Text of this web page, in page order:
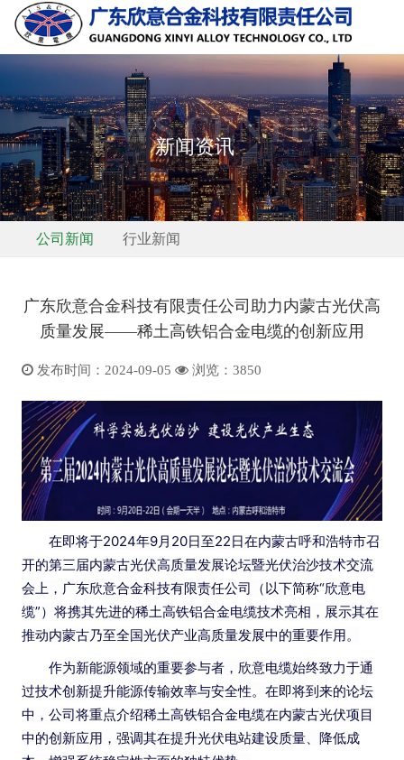
NEWS CENTER
新闻资讯
公司新闻 行业新闻
广东欣意合金科技有限责任公司助力内蒙古光伏高
质量发展——稀土高铁铝合金电缆的创新应用
发布时间：2024-09-05 浏览： 3850
在即将于2024年9月20日至22日在内蒙古呼和浩特市召
开的第三届内蒙古光伏高质量发展论坛暨光伏治沙技术交流
会上，广东欣意合金科技有限责任公司（以下简称“欣意电
缆”）将携其先进的稀土高铁铝合金电缆技术亮相，展示其在
推动内蒙古乃至全国光伏产业高质量发展中的重要作用。
作为新能源领域的重要参与者，欣意电缆始终致力于通
过技术创新提升能源传输效率与安全性。在即将到来的论坛
中，公司将重点介绍稀土高铁铝合金电缆在内蒙古光伏项目
中的创新应用，强调其在提升光伏电站建设质量、降低成